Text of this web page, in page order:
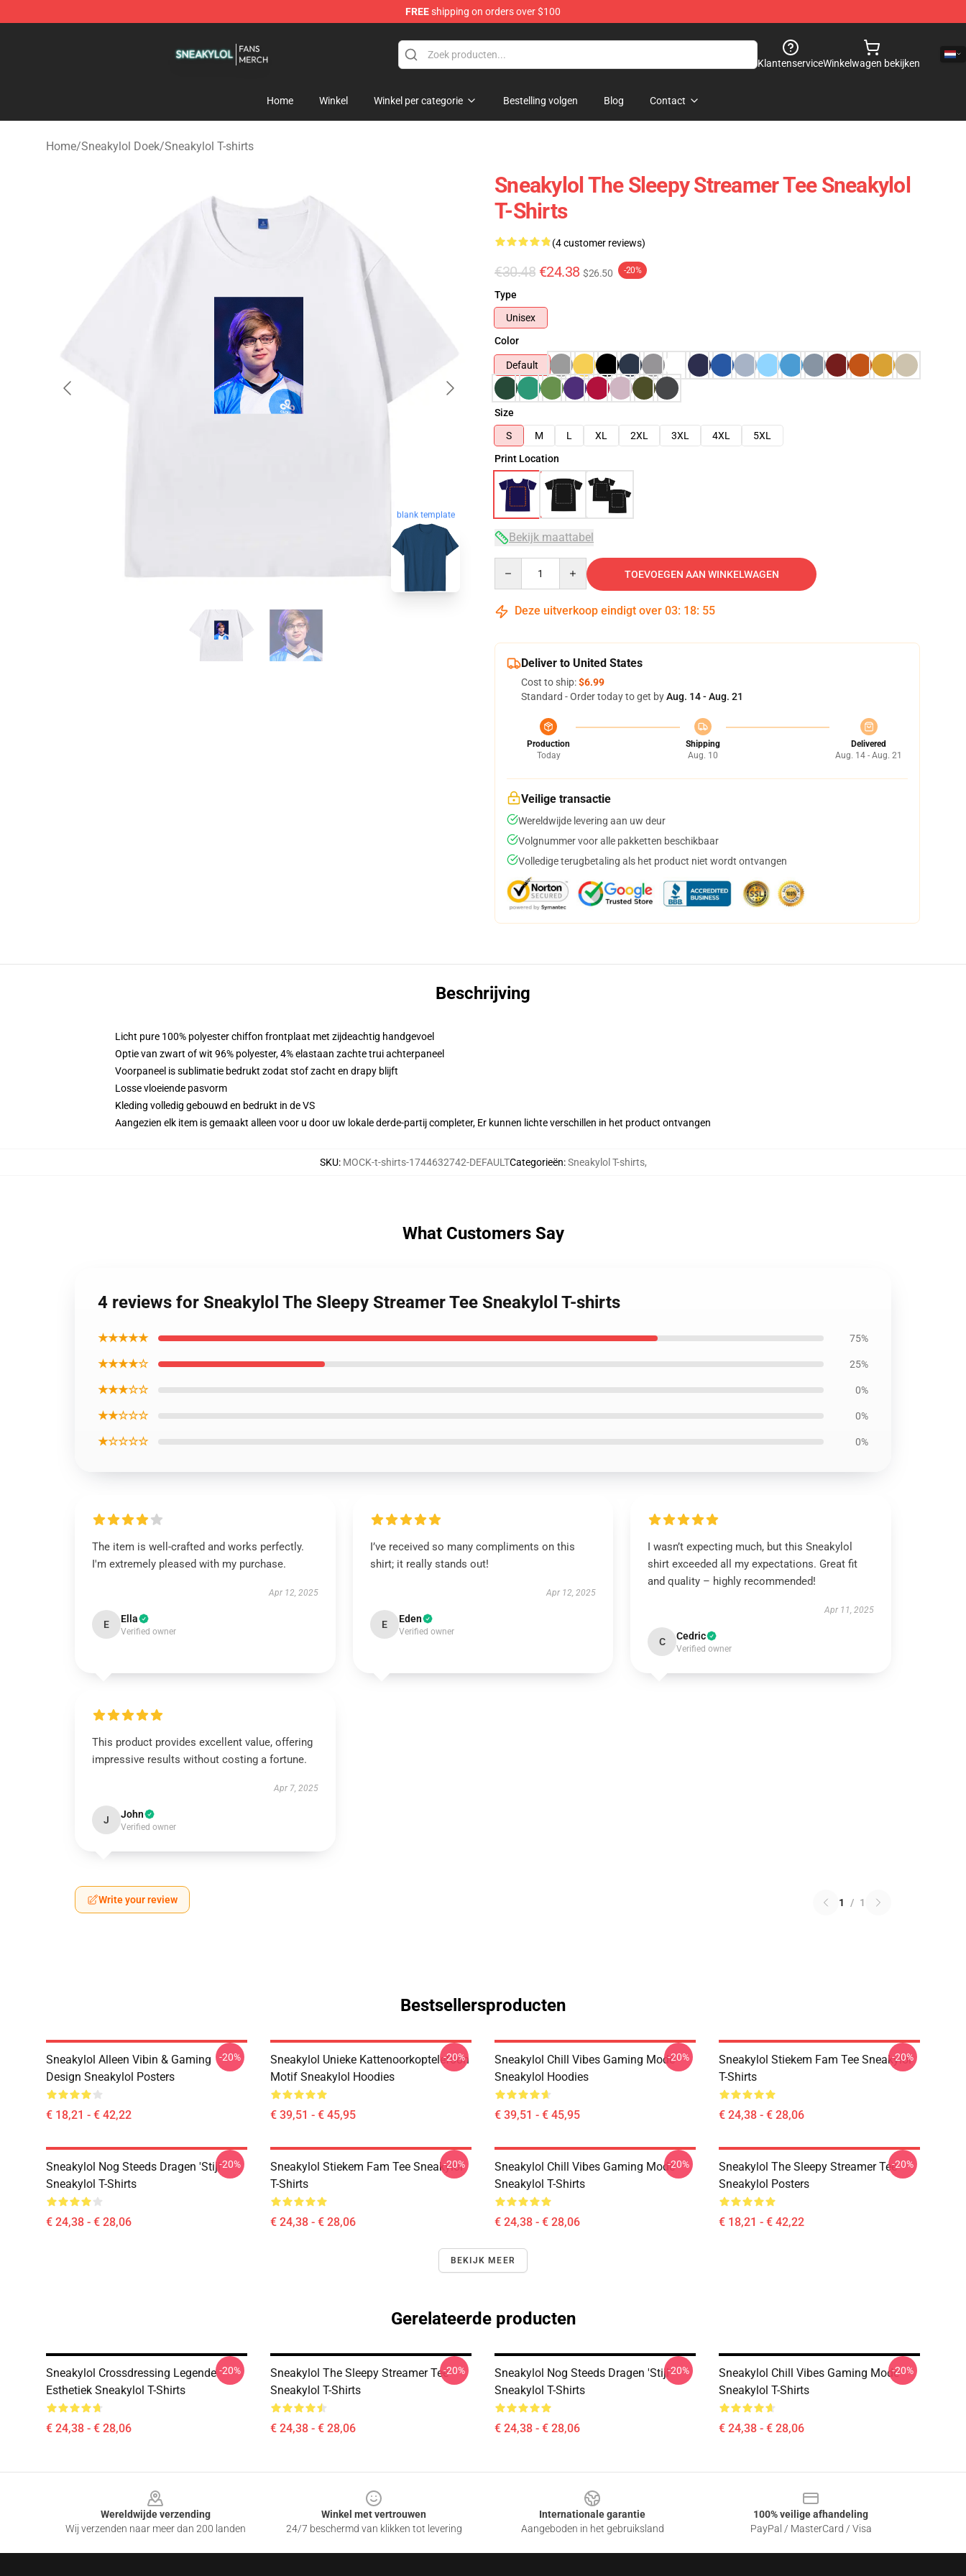
FREEshipping on orders over $100
KlantenserviceWinkelwagen bekijken
Home Winkel Winkel per categorie Bestelling volgen Blog Contact
Home/Sneakylol Doek/Sneakylol T-shirts
blank template
Sneakylol The Sleepy Streamer Tee Sneakylol
T-Shirts
(4 customer reviews)
€30.48 €24.38 $26.50 -20%
Type
Unisex
Color
Default
Size
S
M L XL 2XL 3XL 4XL
5XL
Print Location
Bekijk maattabel
TOEVOEGEN AAN WINKELWAGEN
Deze uitverkoop eindigt over 03: 18: 54
Deliver to United States
Cost to ship:$6.99
Standard - Order today to get byAug. 14 - Aug. 21
Production
Today
Shipping
Aug. 10
Delivered
Aug. 14 - Aug. 21
Veilige transactie
Wereldwijde levering aan uw deur
Volgnummer voor alle pakketten beschikbaar
Volledige terugbetaling als het product niet wordt ontvangen
Beschrijving
Licht pure 100% polyester chiffon frontplaat met zijdeachtig handgevoel
Optie van zwart of wit 96% polyester, 4% elastaan zachte trui achterpaneel
Voorpaneel is sublimatie bedrukt zodat stof zacht en drapy blijft
Losse vloeiende pasvorm
Kleding volledig gebouwd en bedrukt in de VS
Aangezien elk item is gemaakt alleen voor u door uw lokale derde-partij completer, Er kunnen lichte verschillen in het product ontvangen
SKU: MOCK-t-shirts-1744632742-DEFAULTCategorieën:Sneakylol T-shirts,
What Customers Say
4 reviews for Sneakylol The Sleepy Streamer Tee Sneakylol T-shirts
★★★★★ 75%
★★★★☆ 25%
★★★☆☆ 0%
★★☆☆☆ 0%
★☆☆☆☆ 0%
The item is well-crafted and works perfectly.
I'm extremely pleased with my purchase.
Apr 12, 2025
E Ella
Verified owner
I’ve received so many compliments on this
shirt; it really stands out!
Apr 12, 2025
E Eden
Verified owner
I wasn’t expecting much, but this Sneakylol
shirt exceeded all my expectations. Great fit
and quality – highly recommended!
Apr 11, 2025
C Cedric
Verified owner
This product provides excellent value, offering
impressive results without costing a fortune.
Apr 7, 2025
J John
Verified owner
Write your review 1 / 1
Bestsellersproducten
Sneakylol Alleen Vibin & Gaming
Design Sneakylol Posters
€ 18,21 - € 42,22
-20%
Sneakylol Unieke Kattenoorkoptelefoon
Motif Sneakylol Hoodies
€ 39,51 - € 45,95
-20%
Sneakylol Chill Vibes Gaming Mode
Sneakylol Hoodies
€ 39,51 - € 45,95
-20%
Sneakylol Stiekem Fam Tee Sneakylol
T-Shirts
€ 24,38 - € 28,06
-20%
Sneakylol Nog Steeds Dragen 'Stijl
Sneakylol T-Shirts
€ 24,38 - € 28,06
-20%
Sneakylol Stiekem Fam Tee Sneakylol
T-Shirts
€ 24,38 - € 28,06
-20%
Sneakylol Chill Vibes Gaming Mode
Sneakylol T-Shirts
€ 24,38 - € 28,06
-20%
Sneakylol The Sleepy Streamer Tee
Sneakylol Posters
€ 18,21 - € 42,22
-20%
BEKIJK MEER
Gerelateerde producten
Sneakylol Crossdressing Legende
Esthetiek Sneakylol T-Shirts
€ 24,38 - € 28,06
-20%
Sneakylol The Sleepy Streamer Tee
Sneakylol T-Shirts
€ 24,38 - € 28,06
-20%
Sneakylol Nog Steeds Dragen 'Stijl
Sneakylol T-Shirts
€ 24,38 - € 28,06
-20%
Sneakylol Chill Vibes Gaming Mode
Sneakylol T-Shirts
€ 24,38 - € 28,06
-20%
Wereldwijde verzending
Wij verzenden naar meer dan 200 landen
Winkel met vertrouwen
24/7 beschermd van klikken tot levering
Internationale garantie
Aangeboden in het gebruiksland
100% veilige afhandeling
PayPal / MasterCard / Visa